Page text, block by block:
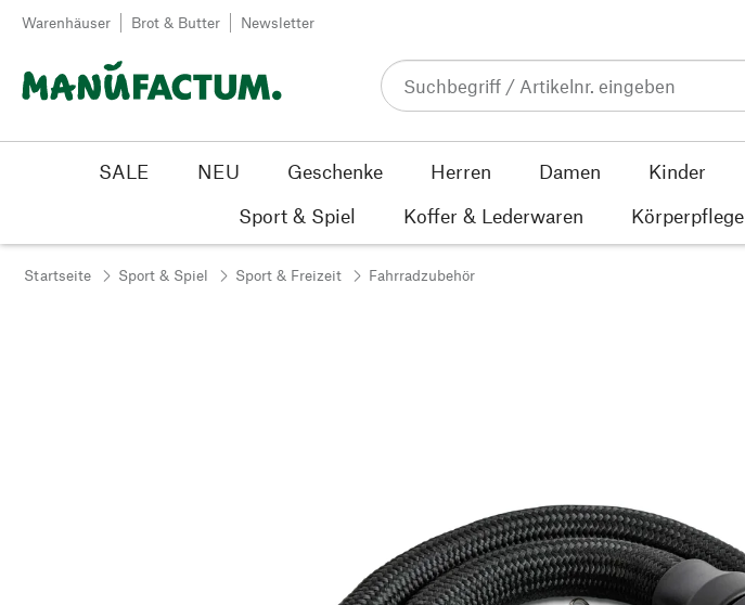
Zum Inhalt springen
Warenhäuser Brot & Butter Newsletter
SALE NEU Geschenke Herren Damen Kinder
Sport & Spiel
Koffer & Lederwaren Körperpflege
Startseite Sport & Spiel Sport & Freizeit Fahrradzubehör